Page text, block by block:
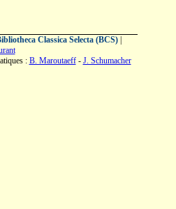
Classica Selecta (BCS)|
: B. Maroutaeff- J. Schumacher